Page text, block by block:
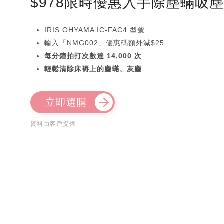
IRIS OHYAMA IC-FAC4 型號
輸入「NMG002」優惠碼額外減$25
每分鐘拍打次數達 14,000 次
輕鬆清除床褥上的塵蟎、灰塵
立即選購
資料由客戶提供